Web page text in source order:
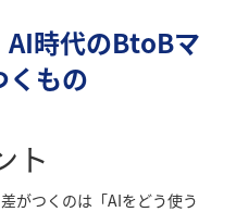
時代のBtoBマ
くもの
ト
がつくのは「AIをどう使う